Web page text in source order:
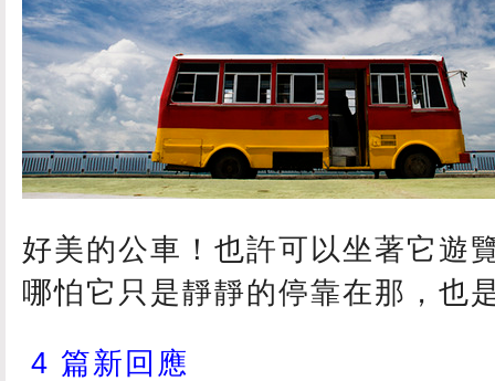
好美的公車！也許可以坐著它遊
哪怕它只是靜靜的停靠在那，也
4 篇新回應